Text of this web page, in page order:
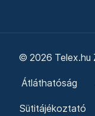
© 2026 Telex.hu
Átláthatóság
Sütitájékoztató